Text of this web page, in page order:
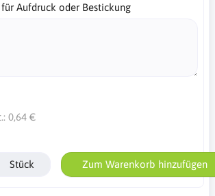
Aufdruck oder Bestickung
0,64 €
Stück Zum Warenkorb hinzufügen